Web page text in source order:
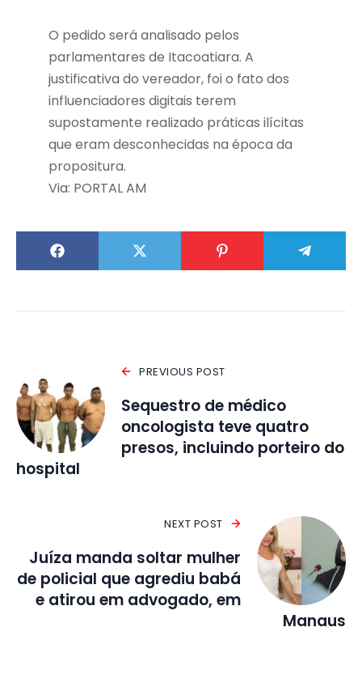
O pedido será analisado pelos
parlamentares de Itacoatiara. A
justificativa do vereador, foi o fato dos
influenciadores digitais terem
supostamente realizado práticas ilícitas
que eram desconhecidas na época da
propositura.
Via: PORTAL AM
PREVIOUS POST
Sequestro de médico
oncologista teve quatro
presos, incluindo porteiro do
hospital
NEXT POST
Juíza manda soltar mulher
de policial que agrediu babá
e atirou em advogado, em
Manaus